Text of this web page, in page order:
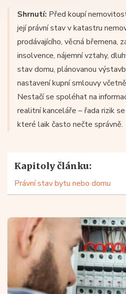
Shrnutí: Před koupí
její právní stav v katastru
prodávajícího, věcná břemena,
insolvence, nájemní vztahy,
stav domu, plánovanou
nastavení kupní smlouvy
Nestačí se spoléhat na
realitní kanceláře – řada rizik
které laik často nečte správně.
Kapitoly článku:
Právní stav bytu nebo domu